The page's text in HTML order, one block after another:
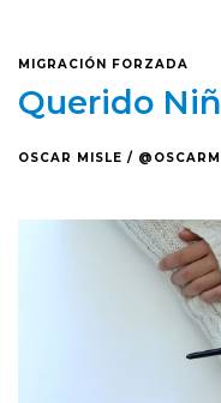
MIGRACIÓN FORZADA
Querido
OSCAR MISLE /